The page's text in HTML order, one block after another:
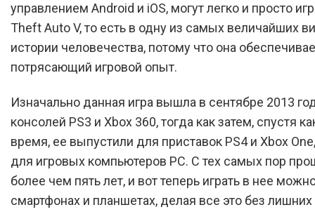
управлением Android и iOS, могут легко и просто
Theft Auto V, то есть в одну из самых величайших
истории человечества, потому что она
потрясающий игровой опыт.
Изначально данная игра вышла в сентябре 2013
консолей PS3 и Xbox 360, тогда как затем, спустя
время, ее выпустили для приставок PS4 и Xbox
для игровых компьютеров PC. С тех самых пор
более чем пять лет, и вот теперь играть в нее
смартфонах и планшетах, делая все это без лишних